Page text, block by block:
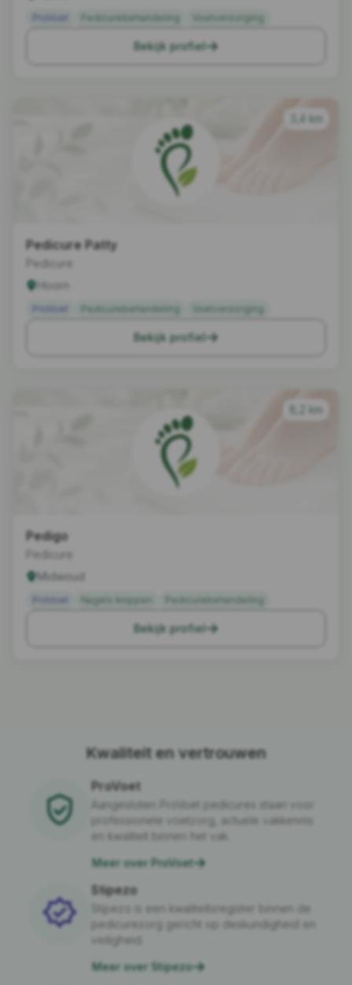
ProVoet Pedicurebehandeling Voetverzorging
Bekijk profiel
Pedicure Patty
3,4 km
Pedicure
Hoorn
ProVoet Pedicurebehandeling Voetverzorging
Bekijk profiel
Pedigo
8,2 km
Pedicure
Midwoud
ProVoet Nagels knippen Pedicurebehandeling
Bekijk profiel
Kwaliteit en vertrouwen
ProVoet
Aangesloten ProVoet pedicures staan voor
professionele voetzorg, actuele vakkennis
en kwaliteit binnen het vak.
Meer over ProVoet
Stipezo
Stipezo is een kwaliteitsregister binnen de
pedicurezorg gericht op deskundigheid en
veiligheid.
Meer over Stipezo